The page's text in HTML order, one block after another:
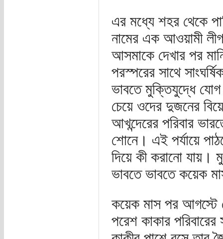
এর মধ্যে শহর থেকে
নামের এক আওয়ামী লীগ
আসমাকে দেখার পর
পরস্পরের সাথে
ভাবতে মুক্তিযুদ্ধে যোগ
চেয়ে ওদের দুজনের
আখন্দেরের পরিবার
শোনে। এই পর্যায়ে
দিয়ে কী করানো যায়।
ভাবতে ভাবতে কয়েক
কয়েক মাস পর আগস্টে
পরেশ কাকার